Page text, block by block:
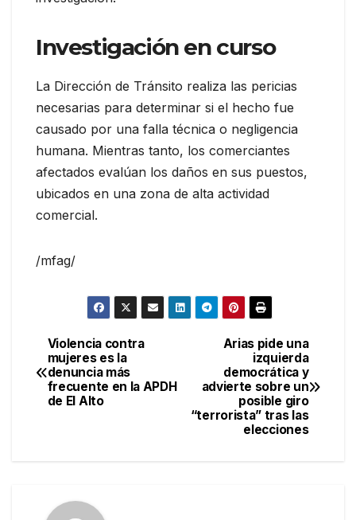
Investigación en curso
La Dirección de Tránsito realiza las pericias
necesarias para determinar si el hecho fue
causado por una falla técnica o negligencia
humana. Mientras tanto, los comerciantes
afectados evalúan los daños en sus puestos,
ubicados en una zona de alta actividad
comercial.
/mfag/
Navegación
de
Arias pide una
izquierda
democrática y
advierte sobre un
posible giro
“terrorista” tras las
elecciones
Violencia contra
mujeres es la
denuncia más
frecuente en la APDH
de El Alto